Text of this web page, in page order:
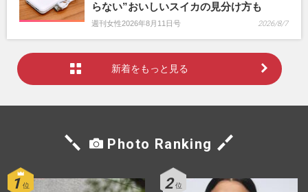
らない”おいしいスイカの見分け方も
週刊女性2026年8月11日号 2026/8/7
新着をもっと見る
Photo Ranking